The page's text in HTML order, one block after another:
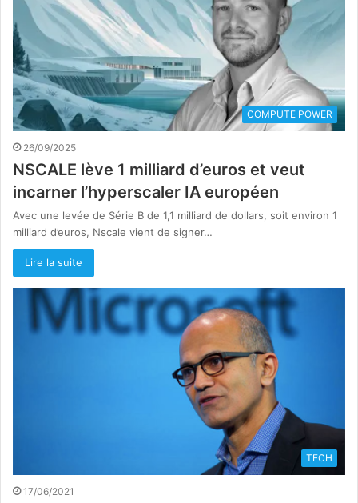
COMPUTE POWER
26/09/2025
NSCALE lève 1 milliard d’euros et veut
incarner l’hyperscaler IA européen
Avec une levée de Série B de 1,1 milliard de dollars, soit environ 1
milliard d’euros, Nscale vient de signer…
Lire la suite
TECH
17/06/2021